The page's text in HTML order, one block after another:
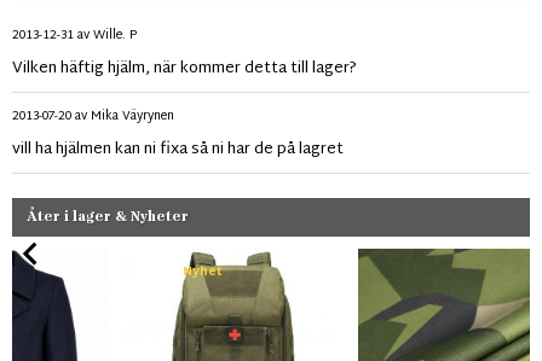
2013-12-31avWille. P
Vilken häftig hjälm, när kommer detta till lager?
2013-07-20av Mika Väyrynen
vill ha hjälmen kan ni fixa så ni har de på lagret
Åter i lager & Nyheter
Nyhet